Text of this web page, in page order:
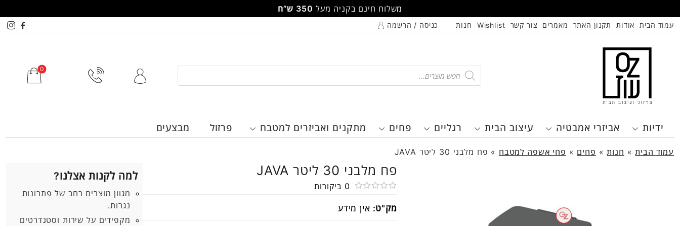
ידיות אביזרי אמבטיה עיצוב הבית רגליים פחים מתקנים ואביזרים למטבח פרזול מבצעים
Products
search
עמוד הבית אודות תקנון האתר מאמרים צור קשר Wishlist חנות כניסה / הרשמה
משלוח חינם בקניה מעל 350 ש”ח
עמוד הבית» חנות» פחים » פחי אשפה למטבח » פח מלבני 30 ליטר JAVA
פח מלבני 30 ליטר JAVA
0
0 ביקורות
מק"ט: אין מידע
למה לקנות אצלנו?
מגוון מוצרים רחב של פתרונות
נגרות.
מקפידים על שירות וסטנדרטים